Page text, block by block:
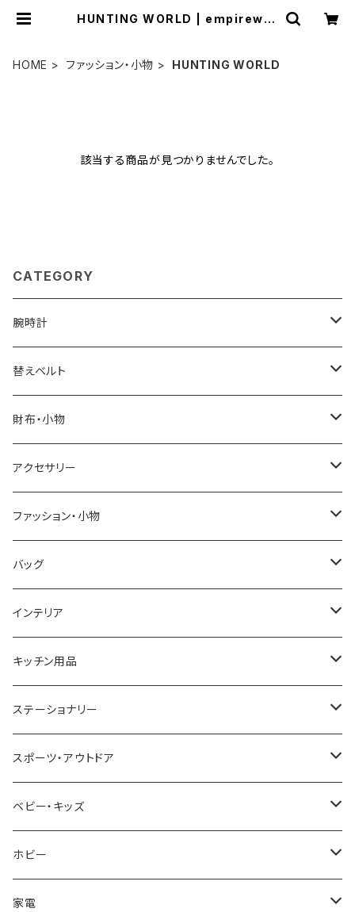
HUNTING WORLD | empirewat
HOME ファッション・小物 HUNTING WORLD
該当する商品が見つかりませんでした。
CATEGORY
腕時計
ELGIN
SALVATORE MARRA
CASIO
GRANDEUR
COGU
GAGA MILANO
CACTUS
TIMEX
NIXON
AVALANCHE
ORIENT
ZEPPELIN
替えベルト
COACH
DANIEL WELLINGTON
LACOSTE
DIESEL
MICHAEL KORS
NO BRAND
財布・小物
SONNE
DUCT
TRANSNUMBER
SAAMA HOMME
ARNOLD PALMER
MICHAEL KORS
DIESEL
ALV
Merge
ETTINGER
アクセサリー
GUCCI
TIFFANY&CO
FOLLI FOLLIE
POLICE
PAUL HEWITT
22designstudio
BOTTEGA VENETA
EMPORIO ARMANI
CALVIN KLEIN
ファッション・小物
DAKS
栃木レザー
NIKE
DUNHILL
NEWYORKER
OROBIANCO
Ellese
COLEMAN
バッグ
MANHATTAN PORTAGE
United HOMME
RODANIA
BEAMZSQUARE
BLAZER CLUB
ANDY HAWARD
G GUSTO
インテリア
CRYSTOCRAFT
SEIKO
CITIZEN
BRAUN
RHYTHM
BLOSSOM
キッチン用品
I'mD
Helios
VALENTINO VISCANI
ステーショナリー
LAMY
WATERMAN
PARKER
PELIKAN
スポーツ・アウトドア
Trangia
Barebones
FEUERHAND
ベビー・キッズ
ふわりぃ
ERGO BABY
ホビー
その他
家電